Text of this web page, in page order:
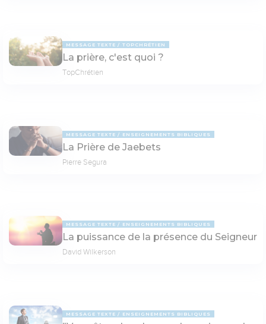
MESSAGE TEXTE TOPCHRÉTIEN
La prière, c'est quoi ?
TopChrétien
MESSAGE TEXTE ENSEIGNEMENTS BIBLIQUES
La Prière de Jaebets
Pierre Segura
MESSAGE TEXTE ENSEIGNEMENTS BIBLIQUES
La puissance de la présence du Seigneur
David Wilkerson
MESSAGE TEXTE ENSEIGNEMENTS BIBLIQUES